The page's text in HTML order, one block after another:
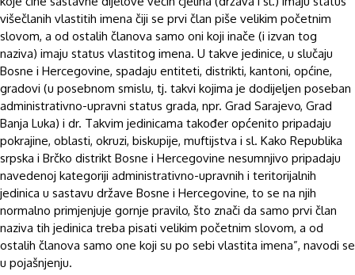
višečlanih vlastitih imena čiji se prvi član piše velikim početnim
slovom, a od ostalih članova samo oni koji inače (i izvan tog
naziva) imaju status vlastitog imena. U takve jedinice, u slučaju
Bosne i Hercegovine, spadaju entiteti, distrikti, kantoni, općine,
gradovi (u posebnom smislu, tj. takvi kojima je dodijeljen poseban
administrativno-upravni status grada, npr. Grad Sarajevo, Grad
Banja Luka) i dr. Takvim jedinicama također općenito pripadaju
pokrajine, oblasti, okruzi, biskupije, muftijstva i sl. Kako Republika
srpska i Brčko distrikt Bosne i Hercegovine nesumnjivo pripadaju
navedenoj kategoriji administrativno-upravnih i teritorijalnih
jedinica u sastavu države Bosne i Hercegovine, to se na njih
normalno primjenjuje gornje pravilo, što znači da samo prvi član
naziva tih jedinica treba pisati velikim početnim slovom, a od
ostalih članova samo one koji su po sebi vlastita imena”, navodi se
u pojašnjenju.